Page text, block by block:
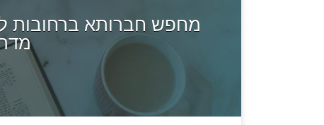
מחפש חברותא ברחובות